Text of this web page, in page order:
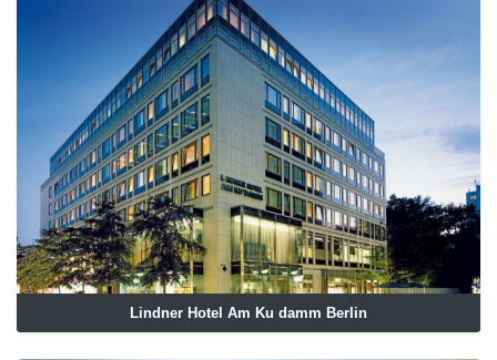
Lindner Hotel Am Ku damm Berlin